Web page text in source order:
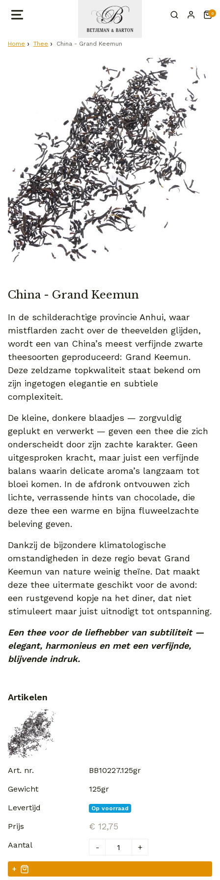
0
Home Thee China - Grand Keemun
China - Grand Keemun
In de schilderachtige provincie Anhui, waar
mistflarden zacht over de theevelden glijden,
wordt een van China’s meest verfijnde zwarte
theesoorten geproduceerd: Grand Keemun.
Deze zeldzame topkwaliteit staat bekend om
zijn ingetogen elegantie en subtiele
complexiteit.
De kleine, donkere blaadjes — zorgvuldig
geplukt en verwerkt — geven een thee die zich
onderscheidt door zijn zachte karakter. Geen
uitgesproken kracht, maar juist een verfijnde
balans waarin delicate aroma’s langzaam tot
bloei komen. In de afdronk ontvouwen zich
lichte, verrassende hints van chocolade, die
deze thee een warme en bijna fluweelzachte
beleving geven.
Dankzij de bijzondere klimatologische
omstandigheden in deze regio bevat Grand
Keemun van nature weinig theïne. Dat maakt
deze thee uitermate geschikt voor de avond:
een rustgevend kopje na het diner, dat niet
stimuleert maar juist uitnodigt tot ontspanning.
Een thee voor de liefhebber van subtiliteit —
elegant, harmonieus en met een verfijnde,
blijvende indruk.
Artikelen
BB10227.125gr
125gr
Op voorraad
€ 12,75
- +
+